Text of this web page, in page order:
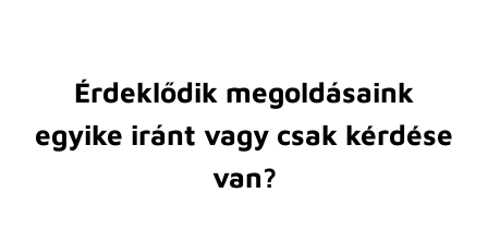
Érdeklődik megoldásaink
egyike iránt vagy csak kérdése
van?